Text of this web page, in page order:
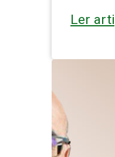
Ler